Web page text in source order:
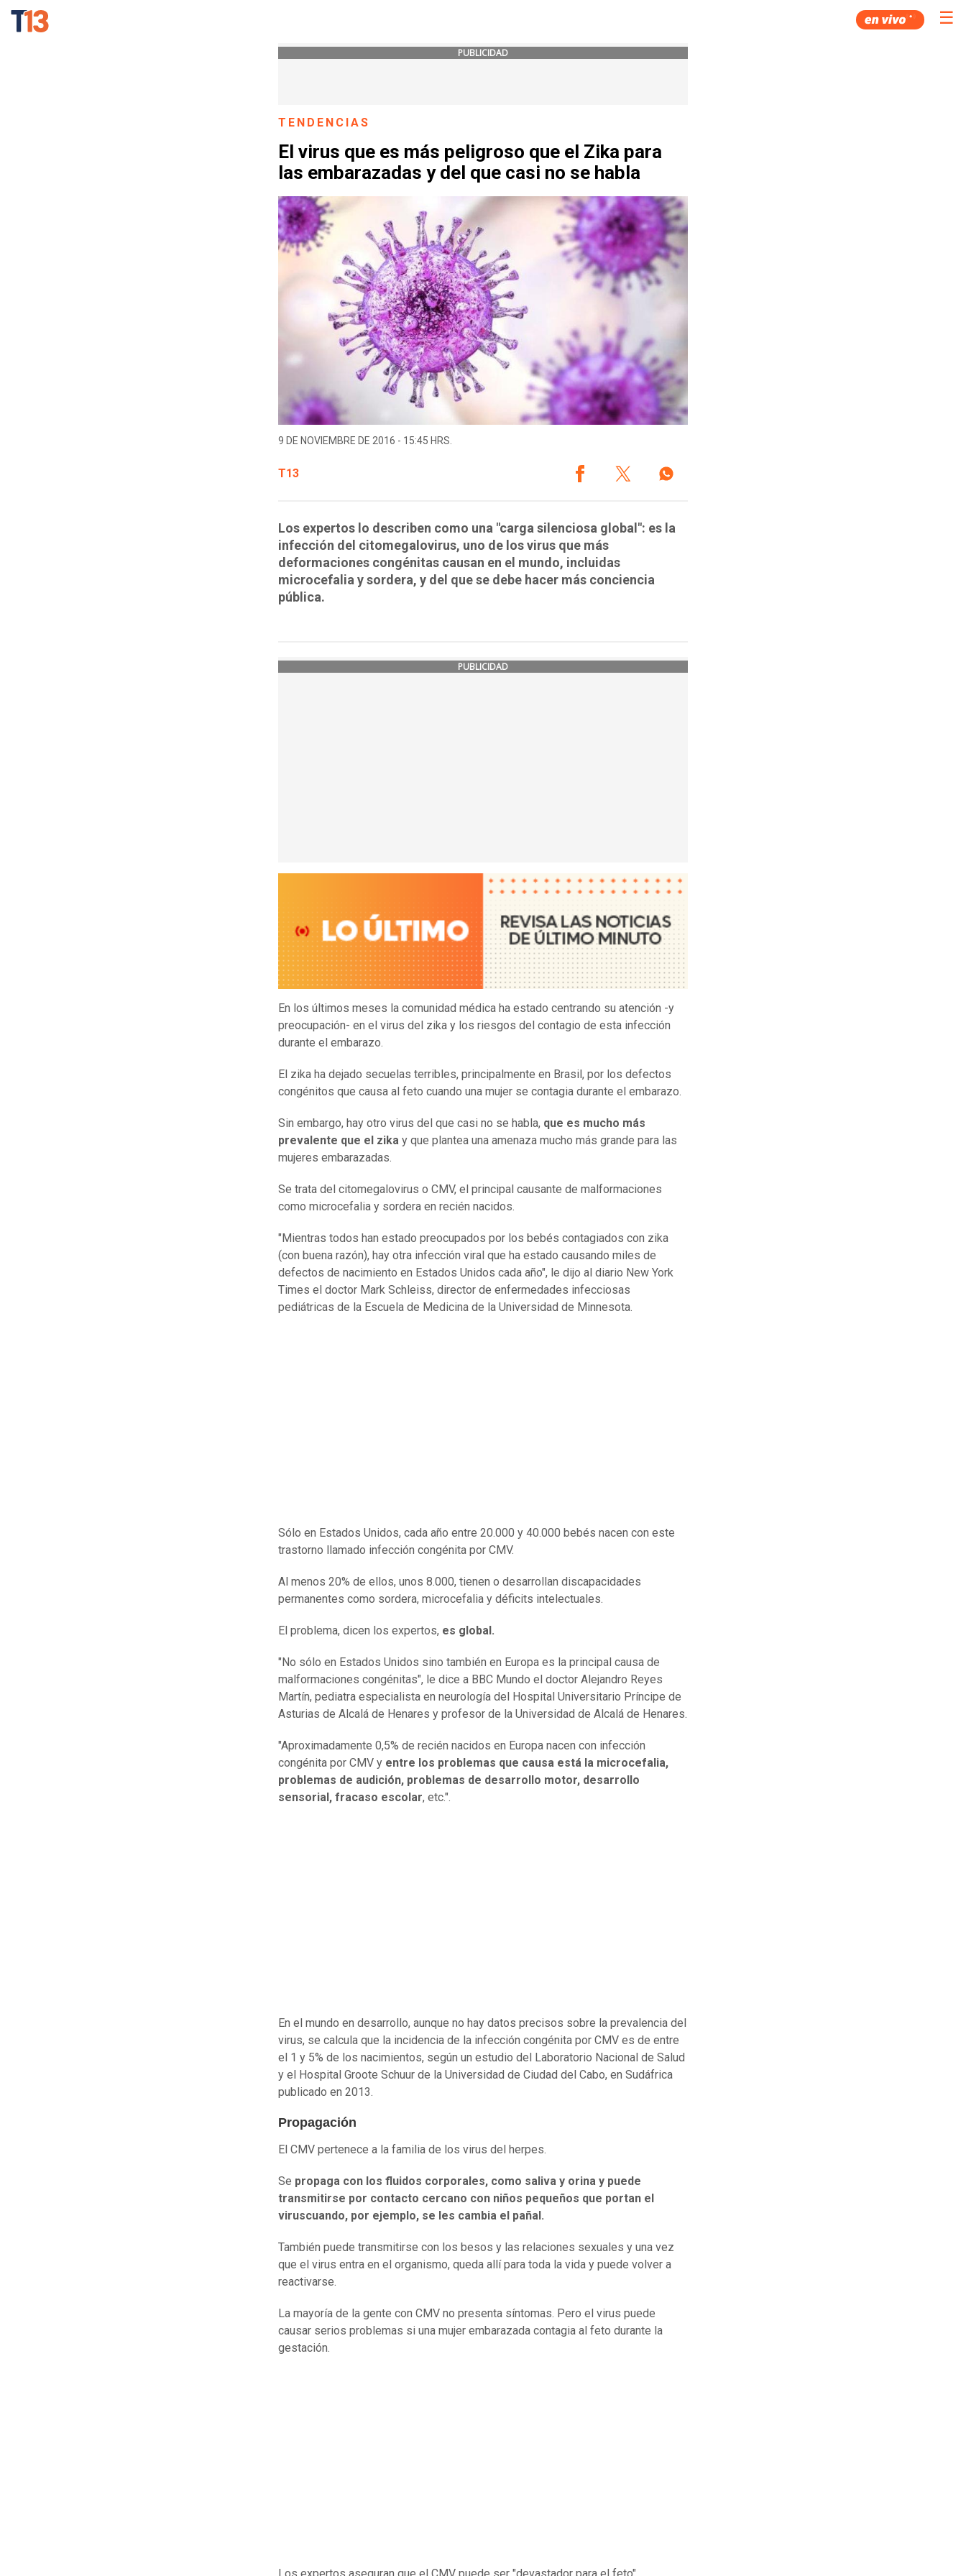
☰
PUBLICIDAD
TENDENCIAS
El virus que es más peligroso que el Zika para
las embarazadas y del que casi no se habla
9 DE NOVIEMBRE DE 2016 - 15:45 HRS.
T13
Los expertos lo describen como una "carga silenciosa global": es la
infección del citomegalovirus, uno de los virus que más
deformaciones congénitas causan en el mundo, incluidas
microcefalia y sordera, y del que se debe hacer más conciencia
pública.
PUBLICIDAD
En los últimos meses la comunidad médica ha estado centrando su atención -y
preocupación- en el virus del zika y los riesgos del contagio de esta infección
durante el embarazo.
El zika ha dejado secuelas terribles, principalmente en Brasil, por los defectos
congénitos que causa al feto cuando una mujer se contagia durante el embarazo.
Sin embargo, hay otro virus del que casi no se habla, que es mucho más
prevalente que el zika y que plantea una amenaza mucho más grande para las
mujeres embarazadas.
Se trata del citomegalovirus o CMV, el principal causante de malformaciones
como microcefalia y sordera en recién nacidos.
"Mientras todos han estado preocupados por los bebés contagiados con zika
(con buena razón), hay otra infección viral que ha estado causando miles de
defectos de nacimiento en Estados Unidos cada año", le dijo al diario New York
Times el doctor Mark Schleiss, director de enfermedades infecciosas
pediátricas de la Escuela de Medicina de la Universidad de Minnesota.
Sólo en Estados Unidos, cada año entre 20.000 y 40.000 bebés nacen con este
trastorno llamado infección congénita por CMV.
Al menos 20% de ellos, unos 8.000, tienen o desarrollan discapacidades
permanentes como sordera, microcefalia y déficits intelectuales.
El problema, dicen los expertos, es global.
"No sólo en Estados Unidos sino también en Europa es la principal causa de
malformaciones congénitas", le dice a BBC Mundo el doctor Alejandro Reyes
Martín, pediatra especialista en neurología del Hospital Universitario Príncipe de
Asturias de Alcalá de Henares y profesor de la Universidad de Alcalá de Henares.
"Aproximadamente 0,5% de recién nacidos en Europa nacen con infección
congénita por CMV y entre los problemas que causa está la microcefalia,
problemas de audición, problemas de desarrollo motor, desarrollo
sensorial, fracaso escolar, etc.".
En el mundo en desarrollo, aunque no hay datos precisos sobre la prevalencia del
virus, se calcula que la incidencia de la infección congénita por CMV es de entre
el 1 y 5% de los nacimientos, según un estudio del Laboratorio Nacional de Salud
y el Hospital Groote Schuur de la Universidad de Ciudad del Cabo, en Sudáfrica
publicado en 2013.
Propagación
El CMV pertenece a la familia de los virus del herpes.
Se propaga con los fluidos corporales, como saliva y orina y puede
transmitirse por contacto cercano con niños pequeños que portan el
viruscuando, por ejemplo, se les cambia el pañal.
También puede transmitirse con los besos y las relaciones sexuales y una vez
que el virus entra en el organismo, queda allí para toda la vida y puede volver a
reactivarse.
La mayoría de la gente con CMV no presenta síntomas. Pero el virus puede
causar serios problemas si una mujer embarazada contagia al feto durante la
gestación.